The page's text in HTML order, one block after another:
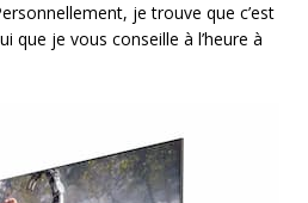
je trouve que c’est
que je vous conseille à l’heure à